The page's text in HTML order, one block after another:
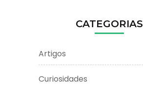
CATEGORIAS
Artigos
Curiosidades